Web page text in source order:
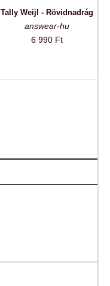
Tally Weijl - Rövidnadrág
answear-hu
6 990 Ft